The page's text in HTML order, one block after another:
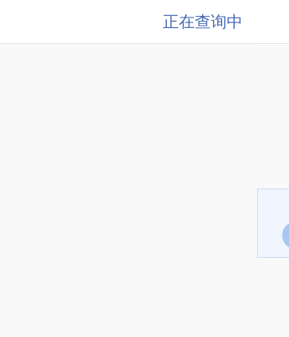
正在查询中